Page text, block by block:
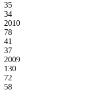
35
34
2010
78
41
37
2009
130
72
58